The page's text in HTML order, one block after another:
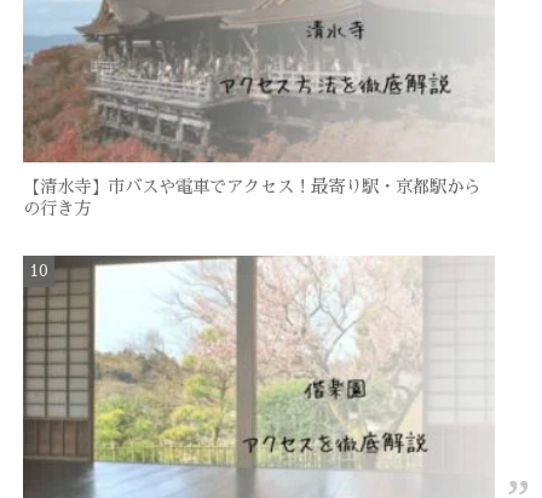
【清水寺】市バスや電車でアクセス！最寄り駅・京都駅から
の行き方